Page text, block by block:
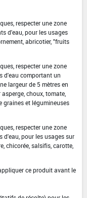
respecter une zone
d'eau, pour les usages
abricotier, "fruits
respecter une zone
d'eau comportant un
largeur de 5 mètres en
choux, tomate,
graines et légumineuses
respecter une zone
d'eau, pour les usages sur
chicorée, salsifis, carotte,
ce produit avant le